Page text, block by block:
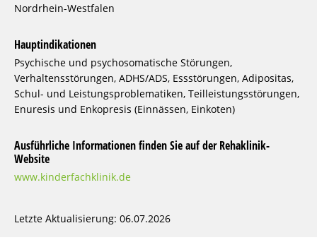
Nordrhein-Westfalen
Hauptindikationen
Psychische und psychosomatische Störungen,
Verhaltensstörungen, ADHS/ADS, Essstörungen, Adipositas,
Schul- und Leistungsproblematiken, Teilleistungsstörungen,
Enuresis und Enkopresis (Einnässen, Einkoten)
Ausführliche Informationen finden Sie auf der Rehaklinik-
Website
www.kinderfachklinik.de
Letzte Aktualisierung: 06.07.2026